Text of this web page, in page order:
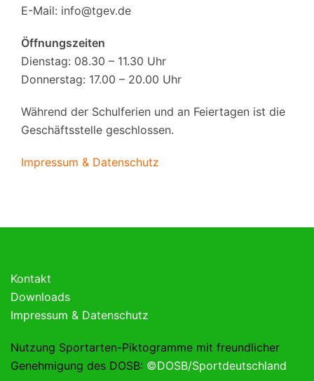
E-Mail: info@tgev.de
Öffnungszeiten
Dienstag: 08.30 – 11.30 Uhr
Donnerstag: 17.00 – 20.00 Uhr
Während der Schulferien und an Feiertagen ist die
Geschäftsstelle geschlossen.
Impressum & Datenschutz
Kontakt
Downloads
Impressum & Datenschutz
Nutzung Sportarten-Piktogramme mit freundlicher
Genehmigung des DOSB: ©DOSB/Sportdeutschland